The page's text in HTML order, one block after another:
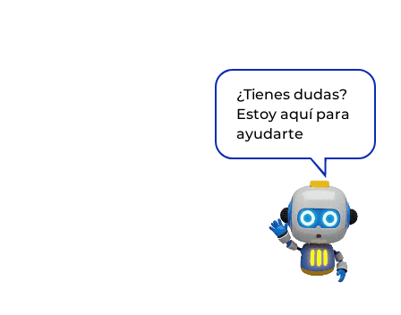
¿Tienes dudas?
Estoy aquí para
ayudarte